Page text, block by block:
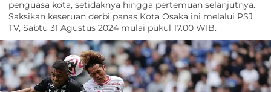
penguasa kota, setidaknya hingga pertemuan selanjutnya.
Saksikan keseruan derbi panas Kota Osaka ini melalui PSJ
TV, Sabtu 31 Agustus 2024 mulai pukul 17.00 WIB.